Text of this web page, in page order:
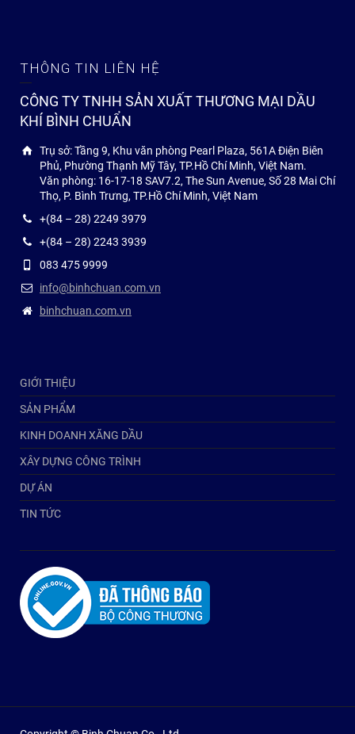
THÔNG TIN LIÊN HỆ
CÔNG TY TNHH SẢN XUẤT THƯƠNG MẠI DẦU
KHÍ BÌNH CHUẨN
Trụ sở: Tầng 9, Khu văn phòng Pearl Plaza, 561A Điện Biên
Phủ, Phường Thạnh Mỹ Tây, TP.Hồ Chí Minh, Việt Nam.
Văn phòng: 16-17-18 SAV7.2, The Sun Avenue, Số 28 Mai Chí
Thọ, P. Bình Trưng, TP.Hồ Chí Minh, Việt Nam
+(84 – 28) 2249 3979
+(84 – 28) 2243 3939
083 475 9999
info@binhchuan.com.vn
binhchuan.com.vn
GIỚI THIỆU
SẢN PHẨM
KINH DOANH XĂNG DẦU
XÂY DỰNG CÔNG TRÌNH
DỰ ÁN
TIN TỨC